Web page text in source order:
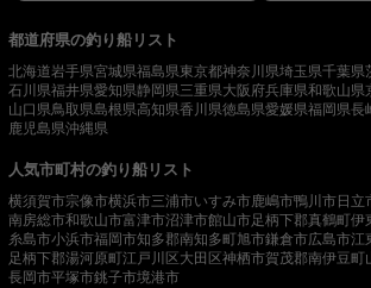
都道府県の釣り船リスト
北海道岩手県宮城県福島県東京都神奈川県埼玉県千葉県
石川県福井県愛知県静岡県三重県大阪府兵庫県和歌山県
山口県鳥取県島根県高知県香川県徳島県愛媛県福岡県長
鹿児島県沖縄県
人気市町村の釣り船リスト
横須賀市宗像市横浜市三浦市いすみ市鹿嶋市鴨川市 日立
南房総市和歌山市富津市沼津市館山市足柄下郡真鶴町伊
糸島市小浜市福岡市知多郡南知多町旭市鎌倉市広島市江
足柄下郡湯河原町江戸川区 大田区神栖市賀茂郡南伊豆町
長岡市平塚市銚子市境港市